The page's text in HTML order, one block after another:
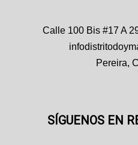
Calle 100 Bis #17 A
Pereira,
SÍGUENOS EN